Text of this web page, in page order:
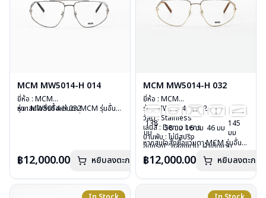
MCM MW5014-H 014
ยี่ห้อ : MCM
รุ่น : MW5014-H 032
น้ำหนัก : 27 กรัม
การรับประกัน : 1 ปี
หากสนใจสั่งชื้อแว่นตา MCM รุ่นอื่น
฿12,000.00 หยิบลงตะกร้า
MCM MW5014-H 032
ยี่ห้อ : MCM
รุ่น : MW5014-H 032
วัสดุ : Stainless
เลนส์ : Demo Lens
บานพับ : ไม่มีสปริง
อุปกรณ์ : กล่องแว่น, ผ้าเช็ดแว่น
น้ำหนัก : 27 กรัม
การรับประกัน : 1 ปี
138
มม
58 มม 16 มม 46 มม 145
มม
หากสนใจสั่งชื้อแว่นตา MCM รุ่นอื่น
ติดต่อเราคลิก
฿12,000.00 หยิบลงตะกร้า